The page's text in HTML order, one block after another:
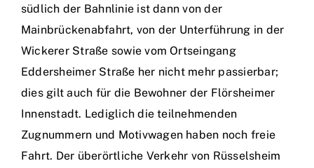
südlich der Bahnlinie ist dann von der
Mainbrückenabfahrt, von der Unterführung in der
Wickerer Straße sowie vom Ortseingang
Eddersheimer Straße her nicht mehr passierbar;
dies gilt auch für die Bewohner der Flörsheimer
Innenstadt. Lediglich die teilnehmenden
Zugnummern und Motivwagen haben noch freie
Fahrt. Der überörtliche Verkehr von Rüsselsheim